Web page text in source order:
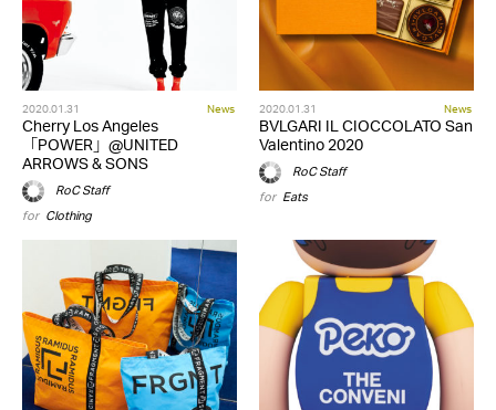
2020.01.31 News
Cherry Los Angeles
「POWER」@UNITED
ARROWS & SONS
RoC Staff
for Clothing
2020.01.31 News
BVLGARI IL CIOCCOLATO San
Valentino 2020
RoC Staff
for Eats